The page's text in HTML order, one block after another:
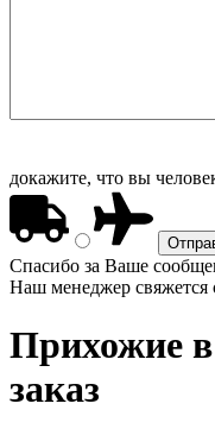
докажите, что вы
Спасибо за Ваше
Наш менеджер
Прихожие
заказ